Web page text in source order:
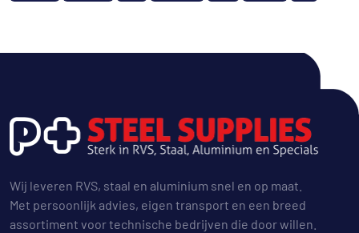
Wij leveren RVS, staal en aluminium snel en op maat.
Met persoonlijk advies, eigen transport en een breed
assortiment voor technische bedrijven die door willen.